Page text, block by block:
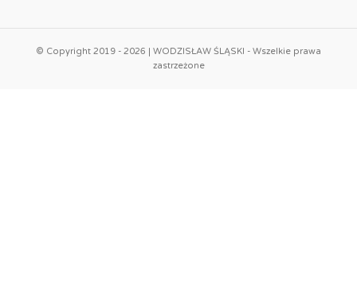
© Copyright 2019 - 2026 | WODZISŁAW ŚLĄSKI - Wszelkie prawa
zastrzeżone